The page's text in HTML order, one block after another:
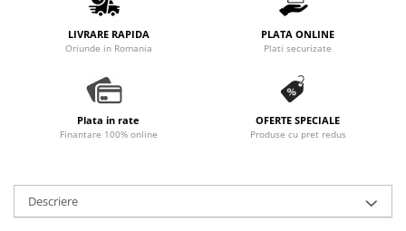
Portafiltre
LIVRARE RAPIDA
Oriunde in Romania
PLATA ONLINE
Plati securizate
Plata in rate
Finantare 100% online
OFERTE SPECIALE
Produse cu pret redus
Descriere